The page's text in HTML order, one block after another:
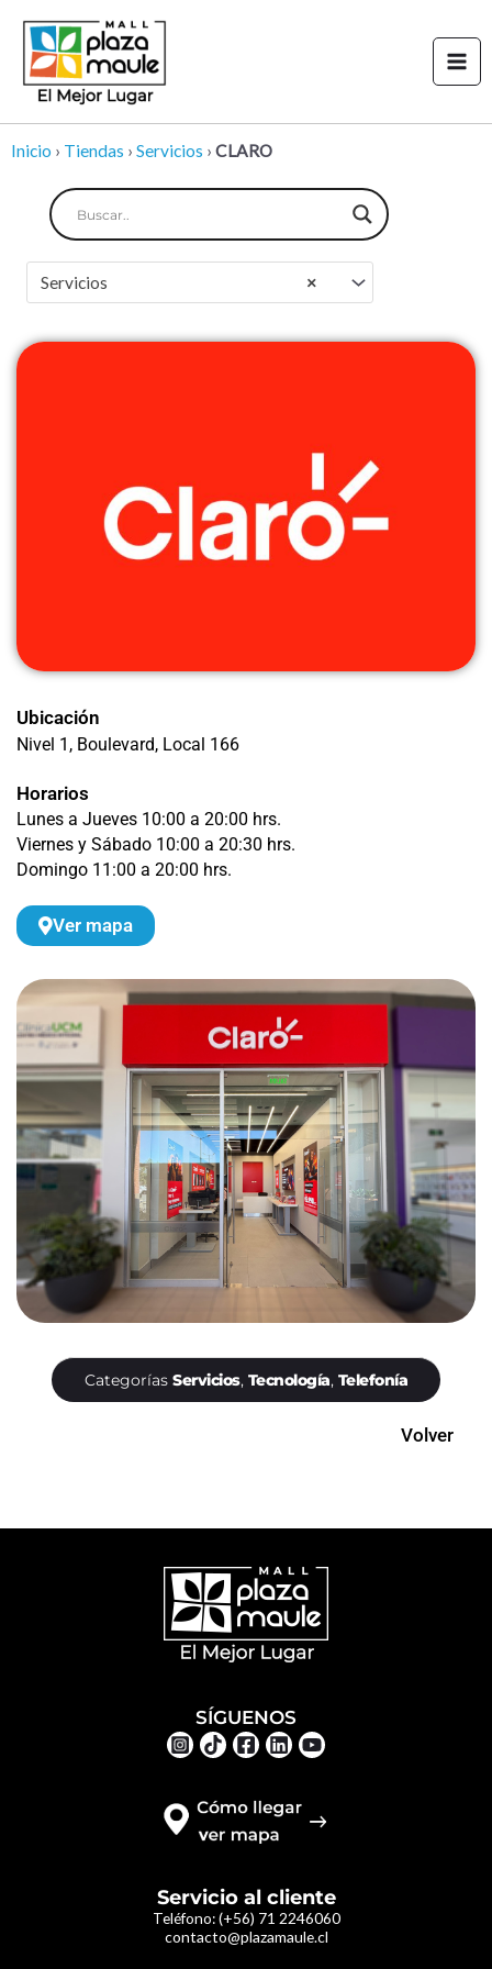
contenido
Inicio › Tiendas › Servicios › CLARO
×
Servicios
Ubicación
Nivel 1, Boulevard, Local 166
Horarios
Lunes a Jueves 10:00 a 20:00 hrs.
Viernes y Sábado 10:00 a 20:30 hrs.
Domingo 11:00 a 20:00 hrs.
Ver mapa
Categorías Servicios, Tecnología, Telefonía
Volver
Servicio al cliente
Teléfono:(+56) 71 2246060
contacto@plazamaule.cl
SÍGUENOS